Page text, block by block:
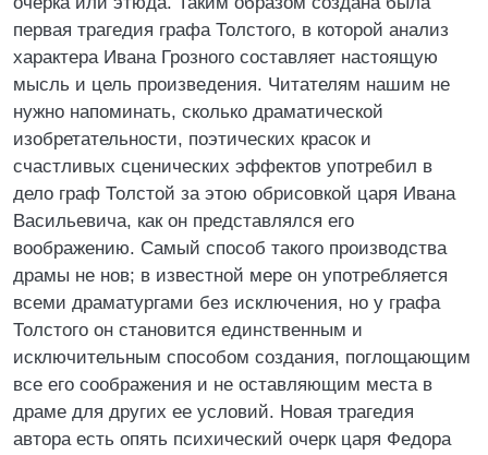
первая трагедия графа Толстого, в которой анализ
характера Ивана Грозного составляет настоящую
мысль и цель произведения. Читателям нашим не
нужно напоминать, сколько драматической
изобретательности, поэтических красок и
счастливых сценических эффектов употребил в
дело граф Толстой за этою обрисовкой царя Ивана
Васильевича, как он представлялся его
воображению. Самый способ такого производства
драмы не нов; в известной мере он употребляется
всеми драматургами без исключения, но у графа
Толстого он становится единственным и
исключительным способом создания, поглощающим
все его соображения и не оставляющим места в
драме для других ее условий. Новая трагедия
автора есть опять психический очерк царя Федора